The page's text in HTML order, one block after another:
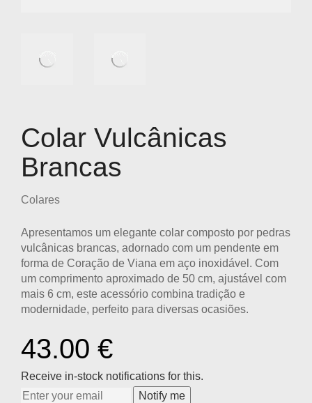
Colar Vulcânicas
Brancas
Colares
Apresentamos um elegante colar composto por pedras
vulcânicas brancas, adornado com um pendente em
forma de Coração de Viana em aço inoxidável. Com
um comprimento aproximado de 50 cm, ajustável com
mais 6 cm, este acessório combina tradição e
modernidade, perfeito para diversas ocasiões.
43.00 €
Receive in-stock notifications for this.
Notify me